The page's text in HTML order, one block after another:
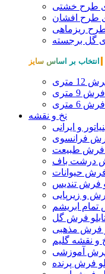
طرح خشتی
طرح افشان
ریزماهی
گل برجسته
انتخاب بر اساس سایز
12 متری
فرش 9 متری
فرش 6 متری
نخ و نقشه
و ایرانی
فرانسوی
فرش طبیعت
درشت باف
فرش حیوانات
فرش تندیس
و زیرپایی
ابریشم
فرش گل
فرش مذهبی
و نقشه گلیم
فرش آموزشی
فرش پرنده